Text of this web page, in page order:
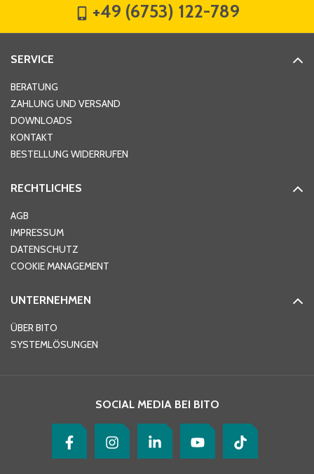
Hausnummer
Ort*
Telefon
+49 (6753) 122-789
SERVICE
BERATUNG
ZAHLUNG UND VERSAND
DOWNLOADS
KONTAKT
BESTELLUNG WIDERRUFEN
RECHTLICHES
AGB
IMPRESSUM
DATENSCHUTZ
COOKIE MANAGEMENT
UNTERNEHMEN
ÜBER BITO
SYSTEMLÖSUNGEN
SOCIAL MEDIA BEI BITO